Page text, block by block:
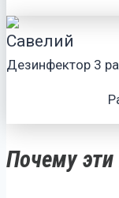
Савелий
Дезинфектор 3
Почему